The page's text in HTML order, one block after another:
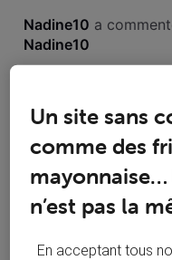
activités
Nadine10 a
Nadine10
Bonjour , j'aimerai
61e à 62.48e pour le
votre réponse
quand vous
Un site sans
comme des
mayonnaise…
n’est pas la
En acceptant tous